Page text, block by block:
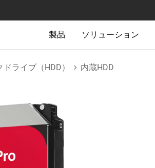
製品 ソリューション
ライブ（HDD） 内蔵HDD